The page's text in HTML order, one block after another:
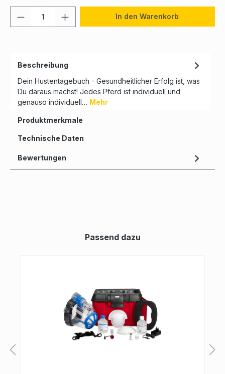
In den Warenkorb
Beschreibung
Dein Hustentagebuch - Gesundheitlicher Erfolg ist, was
Du daraus machst! Jedes Pferd ist individuell und
genauso individuell… Mehr
Produktmerkmale
Technische Daten
Bewertungen
Passend dazu